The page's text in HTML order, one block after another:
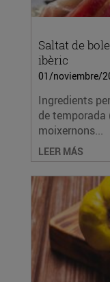
Saltat de
ibèric
01/noviembre/
Ingredients
de
moixernons...
LEER MÁS